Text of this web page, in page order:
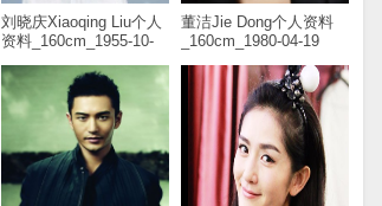
刘晓庆Xiaoqing Liu个人
资料_160cm_1955-10-
董洁Jie Dong个人资料
_160cm_1980-04-19